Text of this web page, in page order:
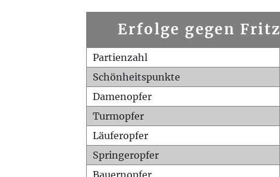
Erfolge gegen Fritz
Partienzahl
Schönheitspunkte
Damenopfer
Turmopfer
Läuferopfer
Springeropfer
Bauernopfer